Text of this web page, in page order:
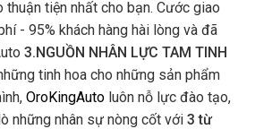
tiện nhất cho bạn. Cước giao
- 95% khách hàng hài lòng và đã
3.NGUỒN NHÂN LỰC TAM TINH
tinh hoa cho những sản phẩm
OroKingAuto luôn nỗ lực đào tạo,
những nhân sự nòng cốt với 3 từ